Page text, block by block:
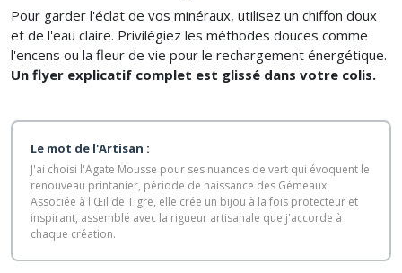
Pour garder l'éclat de vos minéraux, utilisez un chiffon doux
et de l'eau claire. Privilégiez les méthodes douces comme
l'encens ou la fleur de vie pour le rechargement énergétique.
Un flyer explicatif complet est glissé dans votre colis.
Le mot de l'Artisan :
J'ai choisi l'Agate Mousse pour ses nuances de vert qui évoquent le
renouveau printanier, période de naissance des Gémeaux.
Associée à l'Œil de Tigre, elle crée un bijou à la fois protecteur et
inspirant, assemblé avec la rigueur artisanale que j'accorde à
chaque création.